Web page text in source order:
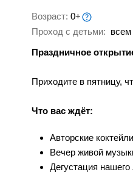
Возраст: 0+
Проход с детьми:
Праздничное
Приходите в пятницу,
Что вас ждёт:
Авторские
Вечер живой
Дегустация